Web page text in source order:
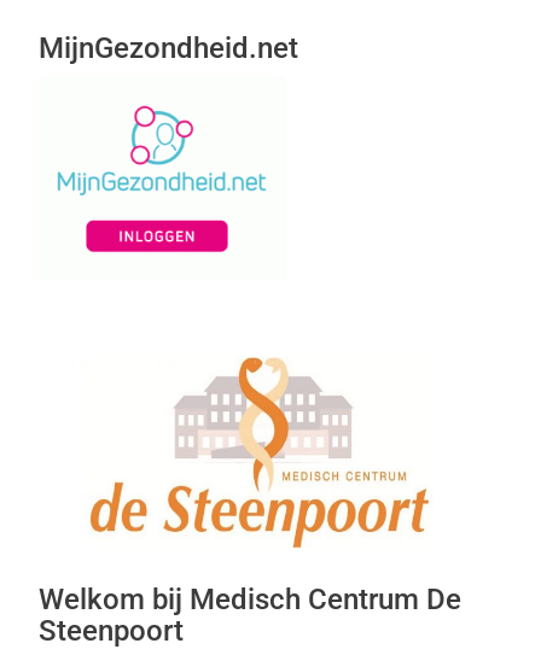
Welkom bij Medisch Centrum De
Steenpoort
MijnGezondheid.net